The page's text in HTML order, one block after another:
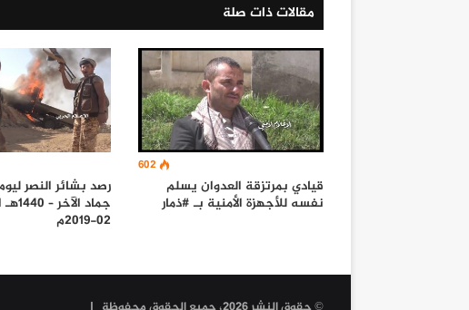
مقالات ذات صلة
602
قيادي بمرتزقة العدوان يسلم
نفسه للأجهزة الأمنية بـ #ذمار
02-2019م